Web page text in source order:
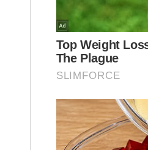
Ada yang
yang meragut
sangat